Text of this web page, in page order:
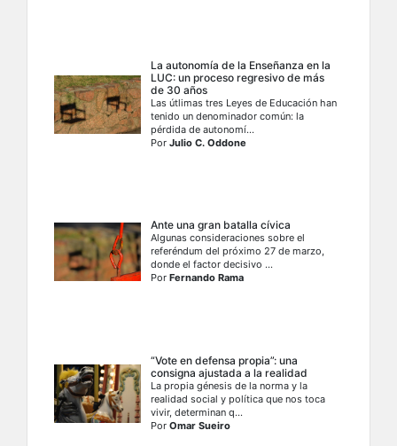
La autonomía de la Enseñanza en la
LUC: un proceso regresivo de más
de 30 años
Las útlimas tres Leyes de Educación han
tenido un denominador común: la
pérdida de autonomí...
PorJulio C. Oddone
Ante una gran batalla cívica
Algunas consideraciones sobre el
referéndum del próximo 27 de marzo,
donde el factor decisivo ...
PorFernando Rama
“Vote en defensa propia”: una
consigna ajustada a la realidad
La propia génesis de la norma y la
realidad social y política que nos toca
vivir, determinan q...
PorOmar Sueiro